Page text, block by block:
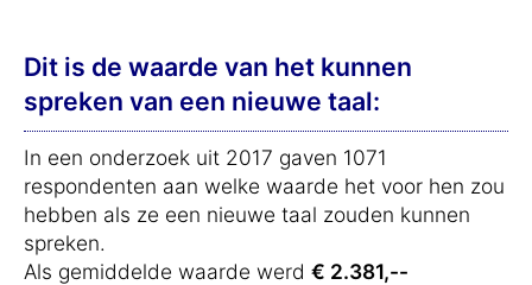
Dit is de waarde van het kunnen
spreken van een nieuwe taal:
In een onderzoek uit 2017 gaven 1071
respondenten aan welke waarde het voor hen zou
hebben als ze een nieuwe taal zouden kunnen
spreken.
Als gemiddelde waarde werd € 2.381,--